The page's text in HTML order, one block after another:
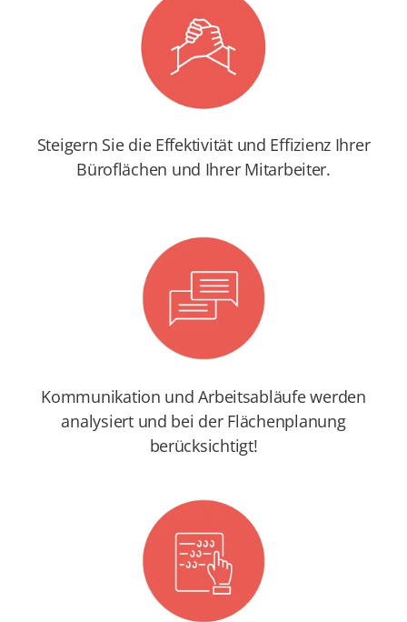
Steigern Sie die Effektivität und Effizienz Ihrer
Büroflächen und Ihrer Mitarbeiter.
Kommunikation und Arbeitsabläufe werden
analysiert und bei der Flächenplanung
berücksichtigt!